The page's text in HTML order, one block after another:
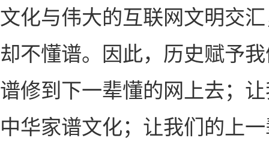
文化与伟大的互联网文明交
却不懂谱。因此，历史赋予
谱修到下一辈懂的网上去；
中华家谱文化；让我们的上